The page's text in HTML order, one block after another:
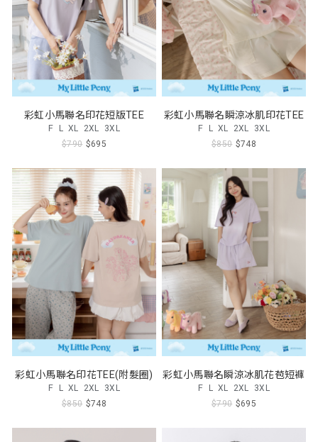
彩虹小馬聯名印花短版TEE
F L XL 2XL 3XL
$790 $695
彩虹小馬聯名瞬涼冰肌印花TEE
F L XL 2XL 3XL
$850 $748
彩虹小馬聯名印花TEE(附髮圈)
F L XL 2XL 3XL
$850 $748
彩虹小馬聯名瞬涼冰肌花苞短褲
F L XL 2XL 3XL
$790 $695